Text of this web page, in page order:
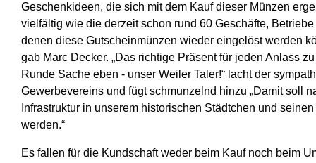
Geschenkideen, die sich mit dem Kauf dieser Münzen
vielfältig wie die derzeit schon rund 60 Geschäfte,
denen diese Gutscheinmünzen wieder eingelöst werden
gab Marc Decker. „Das richtige Präsent für jeden Anlass
Runde Sache eben - unser Weiler Taler!“ lacht der
Gewerbevereins und fügt schmunzelnd hinzu „Damit soll
Infrastruktur in unserem historischen Städtchen und
werden.“
Es fallen für die Kundschaft weder beim Kauf noch beim